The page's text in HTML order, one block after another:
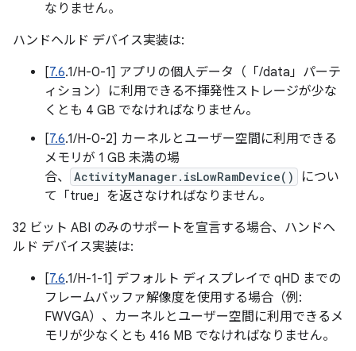
なりません。
ハンドヘルド デバイス実装は:
[7.6.1/H-0-1] アプリの個人データ（「/data」パーテ
ィション）に利用できる不揮発性ストレージが少な
くとも 4 GB でなければなりません。
[7.6.1/H-0-2] カーネルとユーザー空間に利用できる
メモリが 1 GB 未満の場
合、
ActivityManager.isLowRamDevice()
につい
て「true」を返さなければなりません。
32 ビット ABI のみのサポートを宣言する場合、ハンドヘ
ルド デバイス実装は:
[7.6.1/H-1-1] デフォルト ディスプレイで qHD までの
フレームバッファ解像度を使用する場合（例:
FWVGA）、カーネルとユーザー空間に利用できるメ
モリが少なくとも 416 MB でなければなりません。